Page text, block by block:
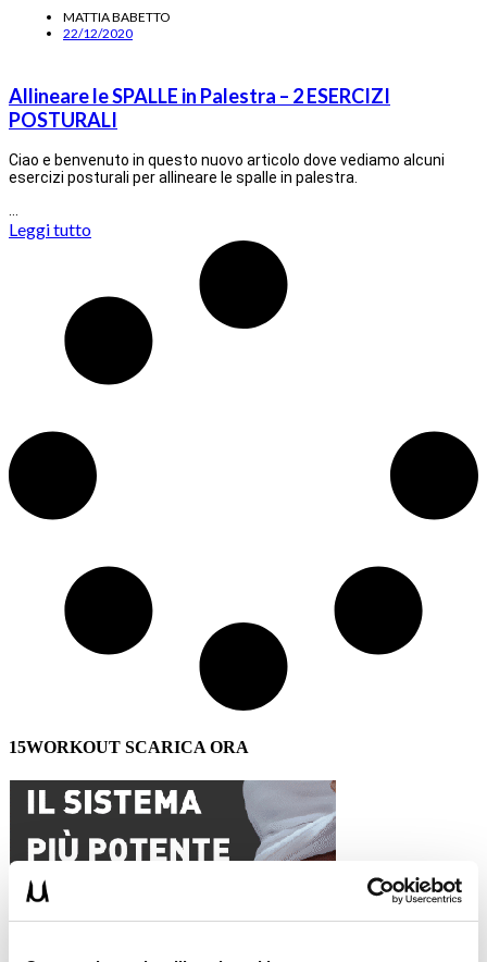
MATTIA BABETTO
22/12/2020
Allineare le SPALLE in Palestra – 2 ESERCIZI
POSTURALI
Ciao e benvenuto in questo nuovo articolo dove vediamo alcuni
esercizi posturali per allineare le spalle in palestra.
Leggi tutto
15WORKOUT SCARICA ORA